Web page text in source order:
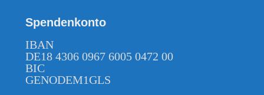
Spendenkonto
IBAN
DE18 4306 0967 6005 0472 00
BIC
GENODEM1GLS